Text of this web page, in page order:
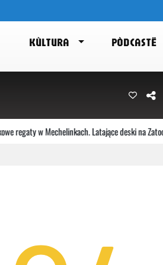
KÙLTURA PÒDCASTË
regaty w Mechelinkach. Latające deski na Zatoce